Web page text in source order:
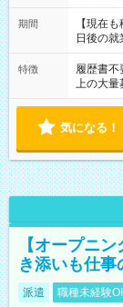
い」 「
たくない
の方へ
の勤務時
期間
【現在
日後の就
特徴 履歴書不
上の大量
気になる！
【オープニ
き添いも仕事
派遣 職種未経験